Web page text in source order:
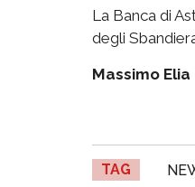
La Banca di
degli
Massimo Elia
TAG